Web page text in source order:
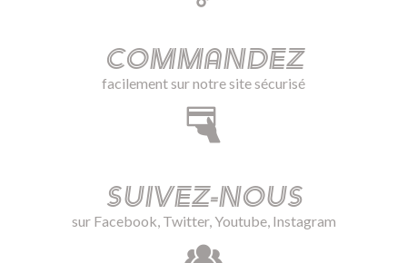
Commandez
facilement sur notre site sécurisé
Suivez-nous
sur Facebook, Twitter, Youtube, Instagram